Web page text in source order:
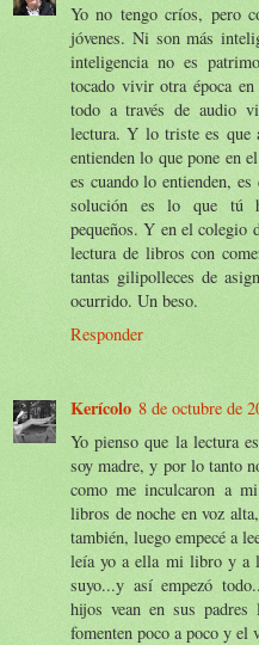
Yo no tengo críos, pero
jóvenes. Ni son más
inteligencia no es
tocado vivir otra época
todo a través de audio
lectura. Y lo triste es que
entienden lo que pone en
es cuando lo entienden,
solución es lo que tú
pequeños. Y en el colegio
lectura de libros con
tantas gilipolleces de
ocurrido. Un beso.
Responder
Kerícolo 8 de octubre de
Yo pienso que la lectura
soy madre, y por lo tanto
como me inculcaron a
libros de noche en voz
también, luego empecé a
leía yo a ella mi libro y a
suyo...y así empezó
hijos vean en sus
fomenten poco a poco y el